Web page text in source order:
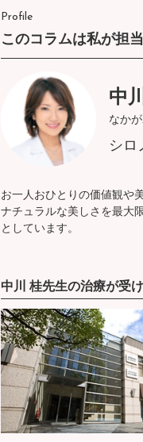
Profile
このコラムは私が担
中
なか
シロ
お一人おひとりの価値観や
ナチュラルな美しさを最大
としています。
中川 桂先生の治療が受